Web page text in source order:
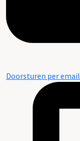
Doorsturen per email